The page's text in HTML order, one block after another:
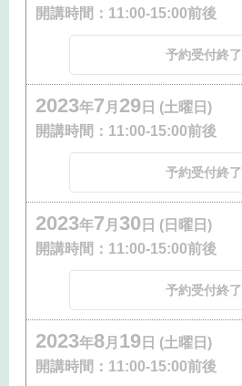
開講時間： 11:00-15:00前後
予約受付終了
2023年7 月 29 日 (土曜日)
開講時間： 11:00-15:00前後
予約受付終了
2023年7 月 30 日 (日曜日)
開講時間： 11:00-15:00前後
予約受付終了
2023年8月 19 日 (土曜日)
開講時間： 11:00-15:00前後